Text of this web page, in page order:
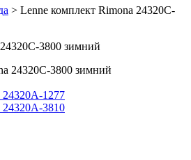
> Lenne комплект Rimona 24320C-
3800 зимний